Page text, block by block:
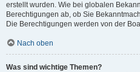
erstellt wurden. Wie bei globalen
Berechtigungen ab, ob Sie
Die Berechtigungen werden von der
Nach oben
Was sind wichtige Themen?